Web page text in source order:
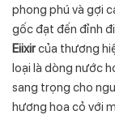
phong phú và gợi
gốc đạt đến đỉnh
Eiixircủa thương
loại là dòng nước
sang trọng cho
hương hoa cỏ với